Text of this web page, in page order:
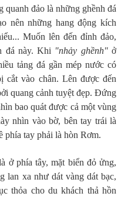
quanh đảo là những ghềnh đá
nên những hang động kích
Muốn lên đến đỉnh đảo,
đá này. Khi "nhảy ghềnh"ở
tảng đá gần mép nước có
cắt vào chân. Lên được đến
quang cảnh tuyệt đẹp. Đứng
bao quát được cả một vùng
nhìn vào bờ, bên tay trái là
phía tay phải là hòn Rơm.
ở phía tây, mặt biển đỏ ửng,
lan xa như dát vàng dát bạc,
thỏa cho du khách thả hồn